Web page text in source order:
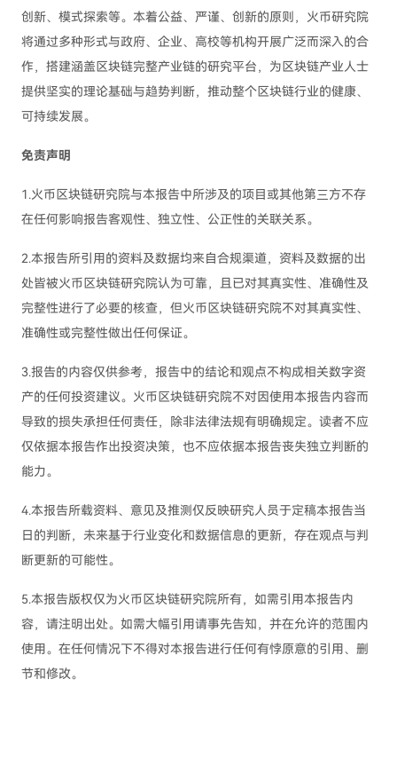
创新、模式探索等。本着公益、严谨、创新的原则，火币研究院
将通过多种形式与政府、企业、高校等机构开展广泛而深入的合
作，搭建涵盖区块链完整产业链的研究平台，为区块链产业人士
提供坚实的理论基础与趋势判断，推动整个区块链行业的健康、
可持续发展。
免责声明
1.火币区块链研究院与本报告中所涉及的项目或其他第三方不存
在任何影响报告客观性、独立性、公正性的关联关系。
2.本报告所引用的资料及数据均来自合规渠道，资料及数据的出
处皆被火币区块链研究院认为可靠，且已对其真实性、准确性及
完整性进行了必要的核查，但火币区块链研究院不对其真实性、
准确性或完整性做出任何保证。
3.报告的内容仅供参考，报告中的结论和观点不构成相关数字资
产的任何投资建议。火币区块链研究院不对因使用本报告内容而
导致的损失承担任何责任，除非法律法规有明确规定。读者不应
仅依据本报告作出投资决策，也不应依据本报告丧失独立判断的
能力。
4.本报告所载资料、意见及推测仅反映研究人员于定稿本报告当
日的判断，未来基于行业变化和数据信息的更新，存在观点与判
断更新的可能性。
5.本报告版权仅为火币区块链研究院所有，如需引用本报告内
容，请注明出处。如需大幅引用请事先告知，并在允许的范围内
使用。在任何情况下不得对本报告进行任何有悖原意的引用、删
节和修改。